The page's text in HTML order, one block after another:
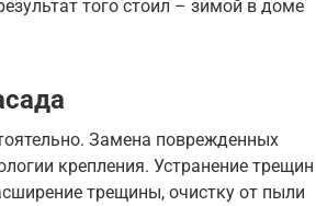
того стоил – зимой в доме
Замена поврежденных
крепления. Устранение трещин
трещины, очистку от пыли